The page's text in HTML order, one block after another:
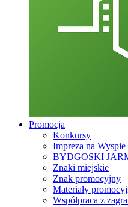
Promocja
Konkursy
Impreza na Wyspie
BYDGOSKI
Znaki miejskie
Znak promocyjny
Materiały
Współpraca z